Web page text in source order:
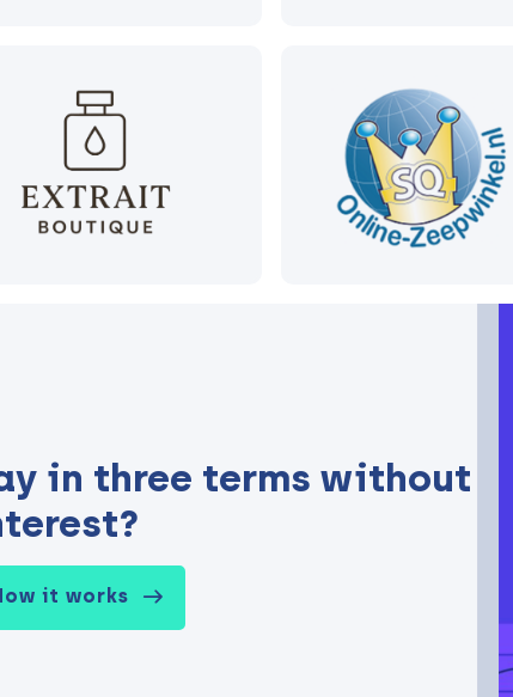
in three terms without
it works